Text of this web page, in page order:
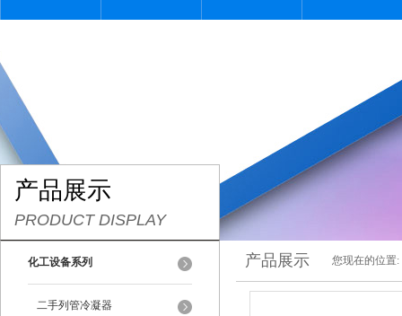
产品展示
PRODUCT DISPLAY
化工设备系列
二手列管冷凝器
产品展示 您现在的位置: